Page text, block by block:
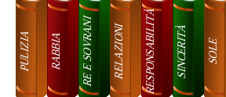
PULIZIA RABBIA RE E SOVRANI RELAZIONI RESPONSABILITÀ SINCERITÀ SOLE